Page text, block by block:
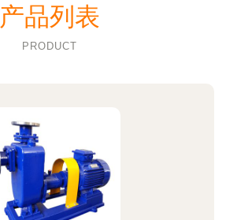
产品列表
PRODUCT